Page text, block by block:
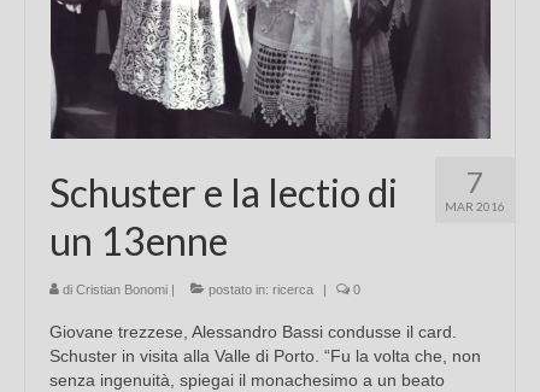
7
MAR 2016
Schuster e la lectio di
un 13enne
di Cristian Bonomi | postato in: ricerca | 0
Giovane trezzese, Alessandro Bassi condusse il card.
Schuster in visita alla Valle di Porto. “Fu la volta che, non
senza ingenuità, spiegai il monachesimo a un beato